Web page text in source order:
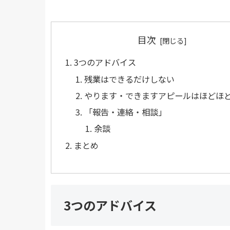
目次
3つのアドバイス
残業はできるだけしない
やります・できますアピールはほどほ
「報告・連絡・相談」
余談
まとめ
3つのアドバイス